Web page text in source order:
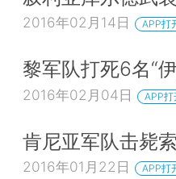
2016年02月14日 APP打
黎军队打死6名“
2016年02月04日 APP打
肯尼亚军队击毙
2016年01月22日 APP打